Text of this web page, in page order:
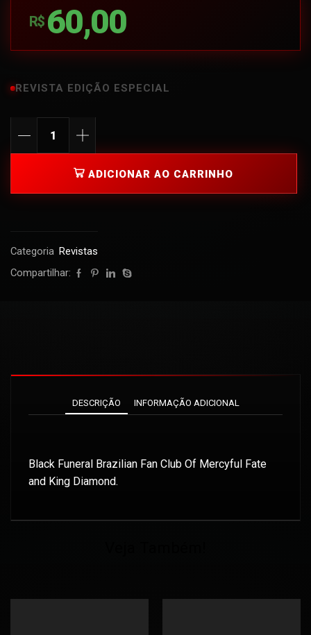
R$ 60,00
REVISTA EDIÇÃO ESPECIAL
ADICIONAR AO CARRINHO
Categoria Revistas
Compartilhar:
DESCRIÇÃO INFORMAÇÃO ADICIONAL
Black Funeral Brazilian Fan Club Of Mercyful Fate
and King Diamond.